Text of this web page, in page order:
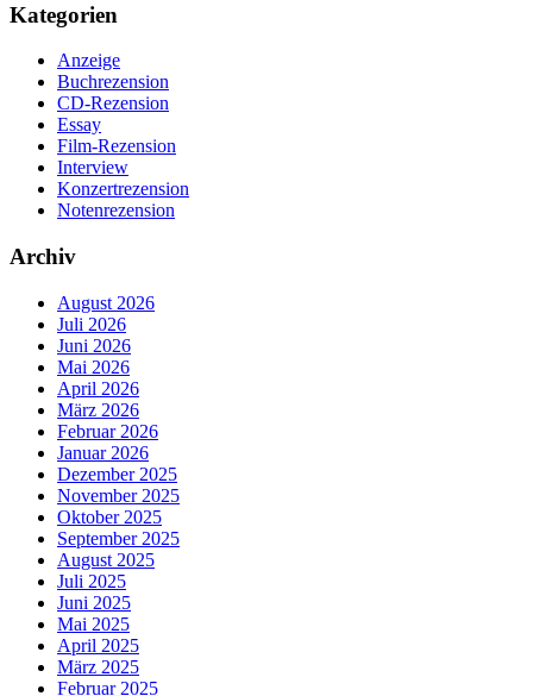
Kategorien
Anzeige
Buchrezension
CD-Rezension
Essay
Film-Rezension
Interview
Konzertrezension
Notenrezension
Archiv
August 2026
Juli 2026
Juni 2026
Mai 2026
April 2026
März 2026
Februar 2026
Januar 2026
Dezember 2025
November 2025
Oktober 2025
September 2025
August 2025
Juli 2025
Juni 2025
Mai 2025
April 2025
März 2025
Februar 2025